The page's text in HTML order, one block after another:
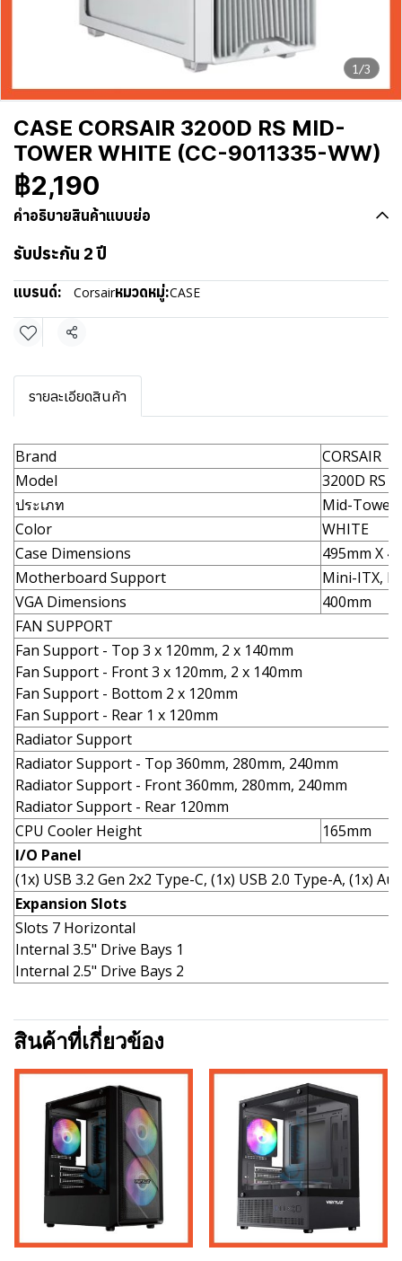
1/3
CASE CORSAIR 3200D RS MID-
TOWER WHITE (CC-9011335-WW)
฿2,190
คำอธิบายสินค้าแบบย่อ
รับประกัน 2 ปี
แบรนด์: Corsairหมวดหมู่:CASE
แชร์
รายละเอียดสินค้า
Brand
CORSAIR
Model
3200D RS
ประเภท
Mid-Tower
Color
WHITE
Case Dimensions
495mm X
Motherboard Support
Mini-ITX,
VGA Dimensions
400mm
FAN SUPPORT
Fan Support - Top 3 x 120mm, 2 x 140mm
Fan Support - Front 3 x 120mm, 2 x 140mm
Fan Support - Bottom 2 x 120mm
Fan Support - Rear 1 x 120mm
Radiator Support
Radiator Support - Top 360mm, 280mm, 240mm
Radiator Support - Front 360mm, 280mm, 240mm
Radiator Support - Rear 120mm
CPU Cooler Height
165mm
I/O Panel
(1x) USB 3.2 Gen 2x2 Type-C, (1x) USB 2.0 Type-A, (1x)
Expansion Slots
Slots 7 Horizontal
Internal 3.5" Drive Bays 1
Internal 2.5" Drive Bays 2
สินค้าที่เกี่ยวข้อง